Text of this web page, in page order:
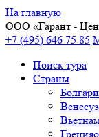
На главную
ООО «Гарант -
+7 (495) 646 75 85
Поиск тура
Cтраны
Греция